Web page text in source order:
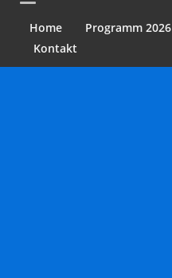
Home Programm 2026
Kontakt